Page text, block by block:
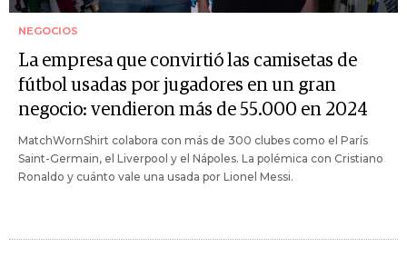
NEGOCIOS
La empresa que convirtió las camisetas de
fútbol usadas por jugadores en un gran
negocio: vendieron más de 55.000 en 2024
MatchWornShirt colabora con más de 300 clubes como el París
Saint-Germain, el Liverpool y el Nápoles. La polémica con Cristiano
Ronaldo y cuánto vale una usada por Lionel Messi.